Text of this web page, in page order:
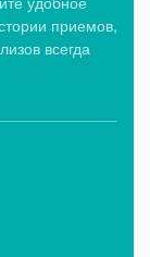
приемов,
всегда